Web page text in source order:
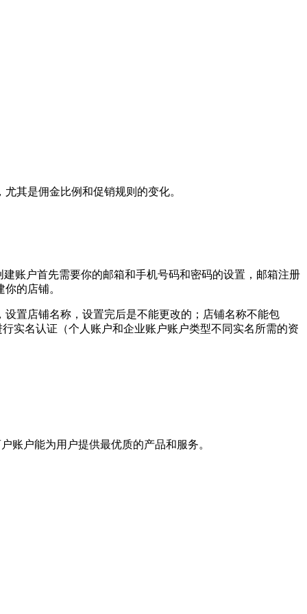
其是佣金比例和促销规则的变化。
账户首先需要你的邮箱和手机号码和密码的设置，邮箱注册
的店铺。
置店铺名称，设置完后是不能更改的；店铺名称不能包
实名认证（个人账户和企业账户账户类型不同实名所需的资
账户能为用户提供最优质的产品和服务。